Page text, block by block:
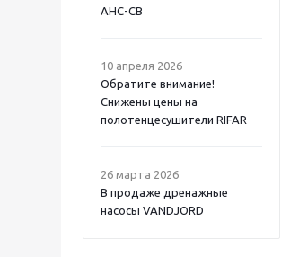
АНС-СВ
10 апреля 2026
Обратите внимание!
Снижены цены на
полотенцесушители RIFAR
26 марта 2026
В продаже дренажные
насосы VANDJORD